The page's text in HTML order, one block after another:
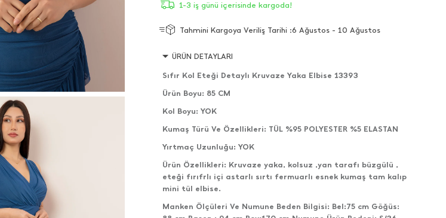
1-3 iş günü içerisinde kargoda!
Tahmini Kargoya Veriliş Tarihi :6 Ağustos - 10 Ağustos
ÜRÜN DETAYLARI
Sıfır Kol Eteği Detaylı Kruvaze Yaka Elbise 13393
Ürün Boyu: 85 CM
Kol Boyu: YOK
Kumaş Türü Ve Özellikleri: TÜL %95 POLYESTER %5 ELASTAN
Yırtmaç Uzunluğu: YOK
Ürün Özellikleri: Kruvaze yaka, kolsuz ,yan tarafı büzgülü ,
eteği fırıfrlı içi astarlı sırtı fermuarlı esnek kumaş tam kalıp
mini tül elbise.
Manken Ölçüleri Ve Numune Beden Bilgisi: Bel:75 cm Göğüs: